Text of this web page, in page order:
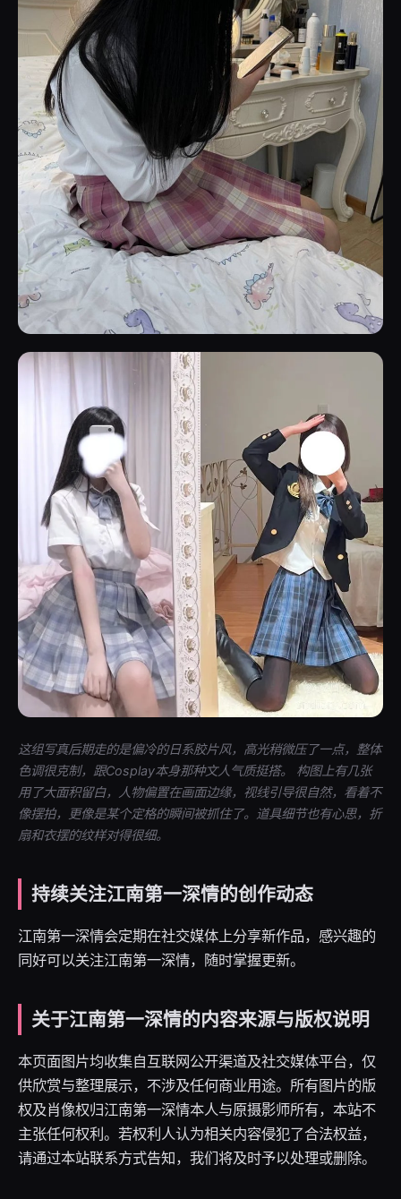
这组写真后期走的是偏冷的日系胶片风，高光稍微压了一点，整体
色调很克制，跟Cosplay本身那种文人气质挺搭。 构图上有几张
用了大面积留白，人物偏置在画面边缘，视线引导很自然，看着不
像摆拍，更像是某个定格的瞬间被抓住了。道具细节也有心思，折
扇和衣摆的纹样对得很细。
持续关注江南第一深情的创作动态
江南第一深情会定期在社交媒体上分享新作品，感兴趣的
同好可以关注江南第一深情，随时掌握更新。
关于江南第一深情的内容来源与版权说明
本页面图片均收集自互联网公开渠道及社交媒体平台，仅
供欣赏与整理展示，不涉及任何商业用途。所有图片的版
权及肖像权归江南第一深情本人与原摄影师所有，本站不
主张任何权利。若权利人认为相关内容侵犯了合法权益，
请通过本站联系方式告知，我们将及时予以处理或删除。